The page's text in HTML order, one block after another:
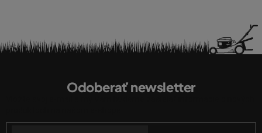
c
i
p
r
k
t
Odoberať newsletter